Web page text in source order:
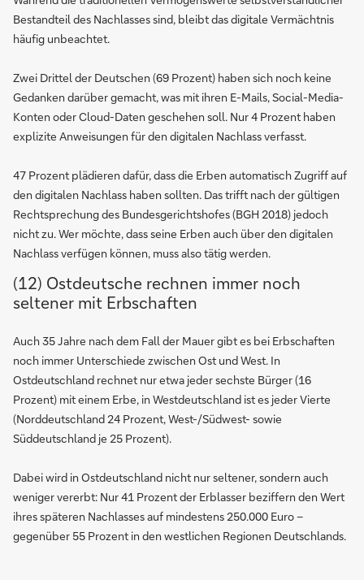
Bestandteil des Nachlasses sind, bleibt das digitale Vermächtnis
häufig unbeachtet.
Zwei Drittel der Deutschen (69 Prozent) haben sich noch keine
Gedanken darüber gemacht, was mit ihren E-Mails, Social-Media-
Konten oder Cloud-Daten geschehen soll. Nur 4 Prozent haben
explizite Anweisungen für den digitalen Nachlass verfasst.
47 Prozent plädieren dafür, dass die Erben automatisch Zugriff auf
den digitalen Nachlass haben sollten. Das trifft nach der gültigen
Rechtsprechung des Bundesgerichtshofes (BGH 2018) jedoch
nicht zu. Wer möchte, dass seine Erben auch über den digitalen
Nachlass verfügen können, muss also tätig werden.
(12) Ostdeutsche rechnen immer noch
seltener mit Erbschaften
Auch 35 Jahre nach dem Fall der Mauer gibt es bei Erbschaften
noch immer Unterschiede zwischen Ost und West. In
Ostdeutschland rechnet nur etwa jeder sechste Bürger (16
Prozent) mit einem Erbe, in Westdeutschland ist es jeder Vierte
(Norddeutschland 24 Prozent, West-/Südwest- sowie
Süddeutschland je 25 Prozent).
Dabei wird in Ostdeutschland nicht nur seltener, sondern auch
weniger vererbt: Nur 41 Prozent der Erblasser beziffern den Wert
ihres späteren Nachlasses auf mindestens 250.000 Euro –
gegenüber 55 Prozent in den westlichen Regionen Deutschlands.